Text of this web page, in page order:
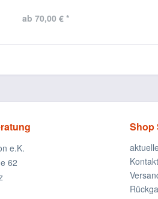
ab 70,00 € *
e.K.
62
Shop